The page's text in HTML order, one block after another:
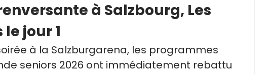
à Salzbourg, Les
jour 1
à la Salzburgarena, les programmes
seniors 2026 ont immédiatement rebattu